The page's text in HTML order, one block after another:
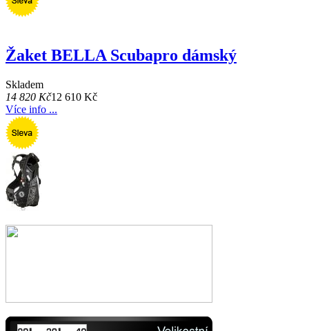
Žaket BELLA Scubapro dámský
Skladem
14 820 Kč12 610 Kč
Více info ...